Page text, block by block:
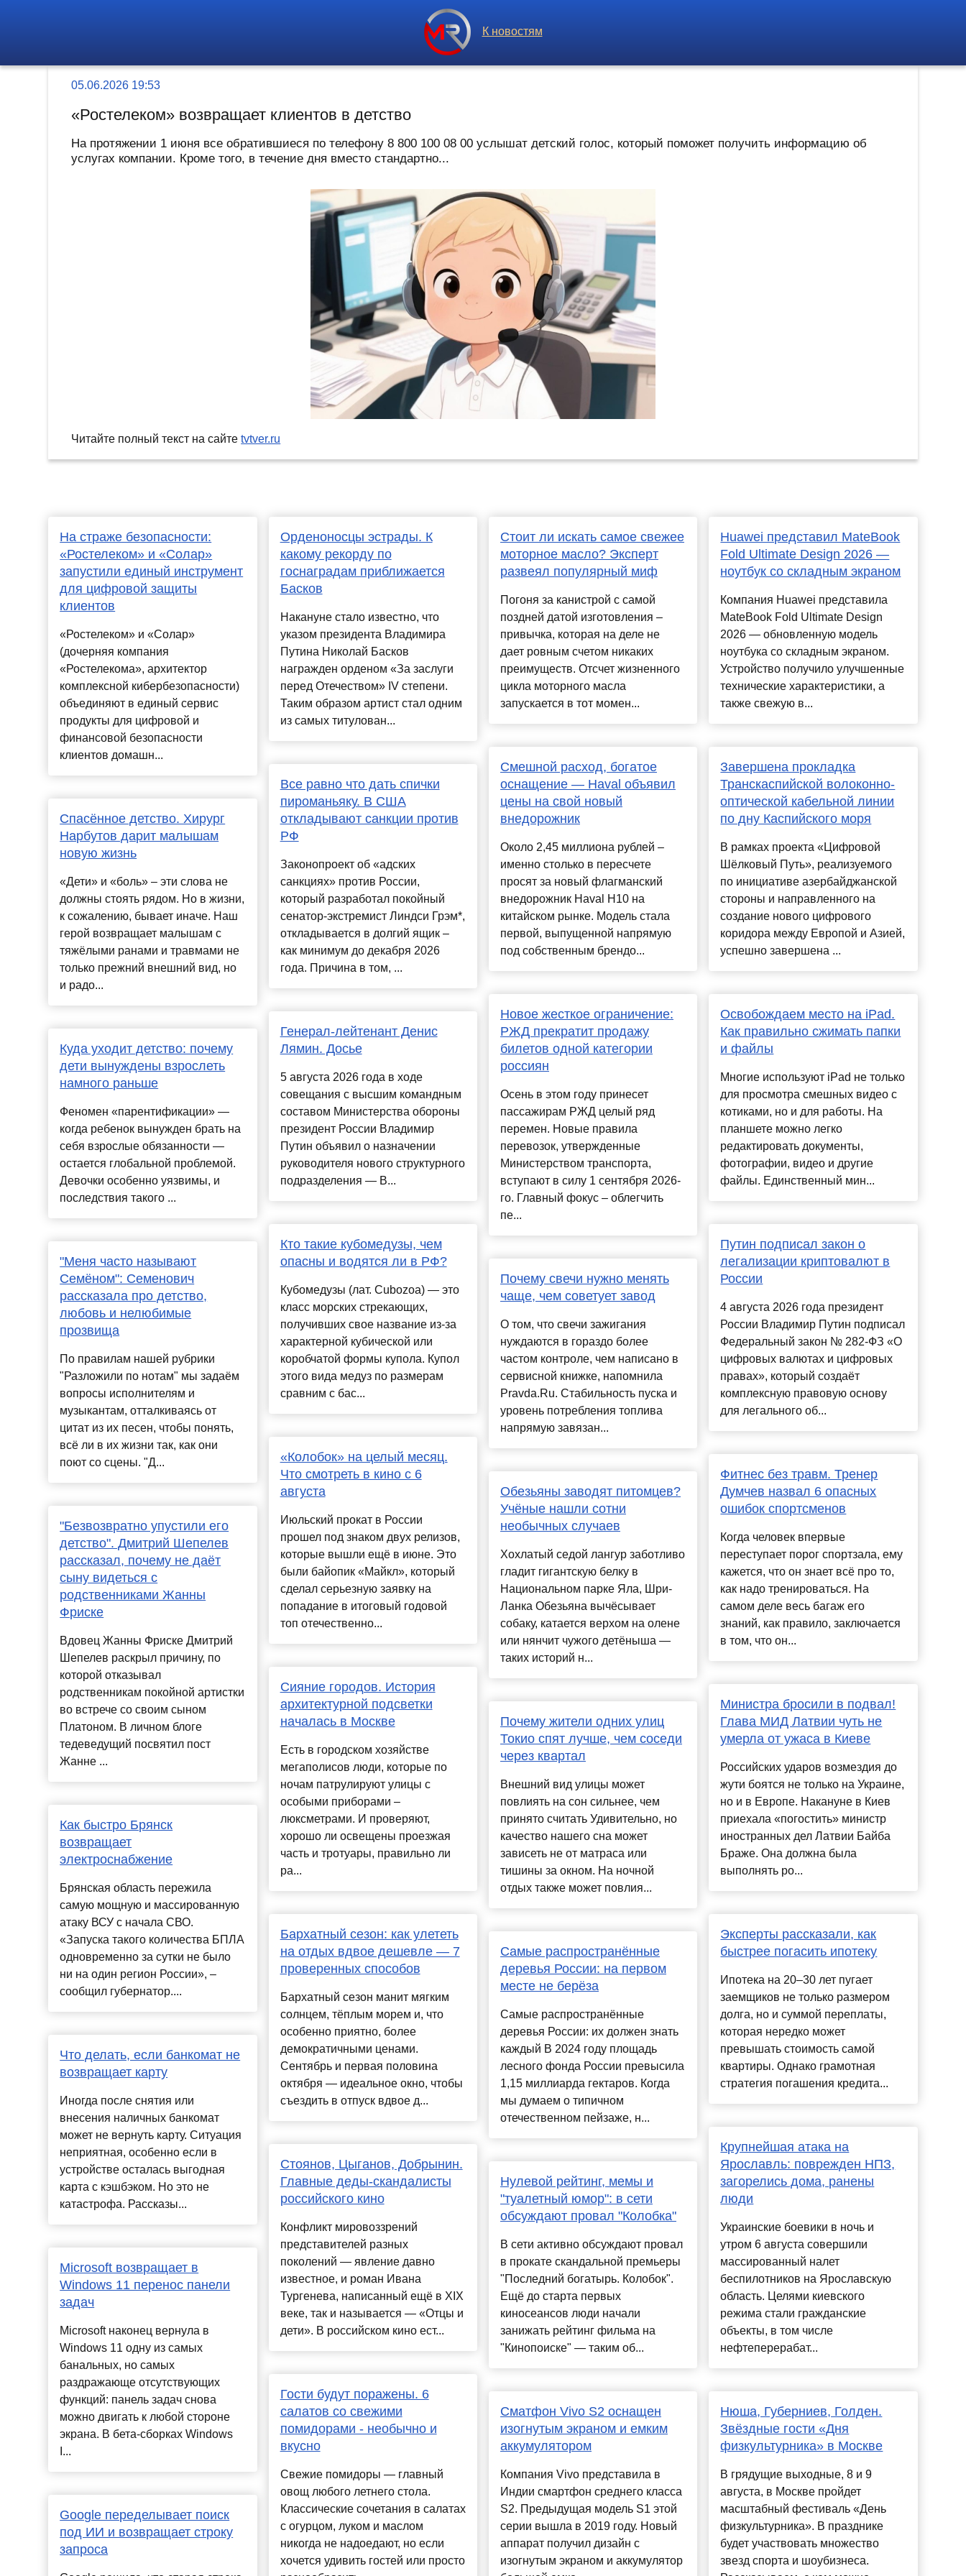
К новостям
05.06.2026 19:53
«Ростелеком» возвращает клиентов в детство
На протяжении 1 июня все обратившиеся по телефону 8 800 100 08 00 услышат детский голос, который поможет получить информацию об
услугах компании. Кроме того, в течение дня вместо стандартно...
Читайте полный текст на сайтеtvtver.ru
На страже безопасности:
«Ростелеком» и «Солар»
запустили единый инструмент
для цифровой защиты
клиентов
«Ростелеком» и «Солар»
(дочерняя компания
«Ростелекома», архитектор
комплексной кибербезопасности)
объединяют в единый сервис
продукты для цифровой и
финансовой безопасности
клиентов домашн...
Спасённое детство. Хирург
Нарбутов дарит малышам
новую жизнь
«Дети» и «боль» – эти слова не
должны стоять рядом. Но в жизни,
к сожалению, бывает иначе. Наш
герой возвращает малышам с
тяжёлыми ранами и травмами не
только прежний внешний вид, но
и радо...
Куда уходит детство: почему
дети вынуждены взрослеть
намного раньше
Феномен «парентификации» —
когда ребенок вынужден брать на
себя взрослые обязанности —
остается глобальной проблемой.
Девочки особенно уязвимы, и
последствия такого ...
"Меня часто называют
Семёном": Семенович
рассказала про детство,
любовь и нелюбимые
прозвища
По правилам нашей рубрики
"Разложили по нотам" мы задаём
вопросы исполнителям и
музыкантам, отталкиваясь от
цитат из их песен, чтобы понять,
всё ли в их жизни так, как они
поют со сцены. "Д...
"Безвозвратно упустили его
детство". Дмитрий Шепелев
рассказал, почему не даёт
сыну видеться с
родственниками Жанны
Фриске
Вдовец Жанны Фриске Дмитрий
Шепелев раскрыл причину, по
которой отказывал
родственникам покойной артистки
во встрече со своим сыном
Платоном. В личном блоге
тедеведущий посвятил пост
Жанне ...
Как быстро Брянск
возвращает
электроснабжение
Брянская область пережила
самую мощную и массированную
атаку ВСУ с начала СВО.
«Запуска такого количества БПЛА
одновременно за сутки не было
ни на один регион России», –
сообщил губернатор....
Что делать, если банкомат не
возвращает карту
Иногда после снятия или
внесения наличных банкомат
может не вернуть карту. Ситуация
неприятная, особенно если в
устройстве осталась выгодная
карта с кэшбэком. Но это не
катастрофа. Рассказы...
Microsoft возвращает в
Windows 11 перенос панели
задач
Microsoft наконец вернула в
Windows 11 одну из самых
банальных, но самых
раздражающе отсутствующих
функций: панель задач снова
можно двигать к любой стороне
экрана. В бета-сборках Windows
I...
Google переделывает поиск
под ИИ и возвращает строку
запроса
Орденоносцы эстрады. К
какому рекорду по
госнаградам приближается
Басков
Накануне стало известно, что
указом президента Владимира
Путина Николай Басков
награжден орденом «За заслуги
перед Отечеством» IV степени.
Таким образом артист стал одним
из самых титулован...
Все равно что дать спички
пироманьяку. В США
откладывают санкции против
РФ
Законопроект об «адских
санкциях» против России,
который разработал покойный
сенатор-экстремист Линдси Грэм*,
откладывается в долгий ящик –
как минимум до декабря 2026
года. Причина в том, ...
Генерал-лейтенант Денис
Лямин. Досье
5 августа 2026 года в ходе
совещания с высшим командным
составом Министерства обороны
президент России Владимир
Путин объявил о назначении
руководителя нового структурного
подразделения — В...
Кто такие кубомедузы, чем
опасны и водятся ли в РФ?
Кубомедузы (лат. Cubozoa) — это
класс морских стрекающих,
получивших свое название из-за
характерной кубической или
коробчатой формы купола. Купол
этого вида медуз по размерам
сравним с бас...
«Колобок» на целый месяц.
Что смотреть в кино с 6
августа
Июльский прокат в России
прошел под знаком двух релизов,
которые вышли ещё в июне. Это
были байопик «Майкл», который
сделал серьезную заявку на
попадание в итоговый годовой
топ отечественно...
Сияние городов. История
архитектурной подсветки
началась в Москве
Есть в городском хозяйстве
мегаполисов люди, которые по
ночам патрулируют улицы с
особыми приборами –
люксметрами. И проверяют,
хорошо ли освещены проезжая
часть и тротуары, правильно ли
ра...
Бархатный сезон: как улететь
на отдых вдвое дешевле — 7
проверенных способов
Бархатный сезон манит мягким
солнцем, тёплым морем и, что
особенно приятно, более
демократичными ценами.
Сентябрь и первая половина
октября — идеальное окно, чтобы
съездить в отпуск вдвое д...
Стоянов, Цыганов, Добрынин.
Главные деды-скандалисты
российского кино
Конфликт мировоззрений
представителей разных
поколений — явление давно
известное, и роман Ивана
Тургенева, написанный ещё в XIX
веке, так и называется — «Отцы и
дети». В российском кино ест...
Гости будут поражены. 6
салатов со свежими
помидорами - необычно и
вкусно
Свежие помидоры — главный
овощ любого летнего стола.
Классические сочетания в салатах
с огурцом, луком и маслом
никогда не надоедают, но если
хочется удивить гостей или просто
Стоит ли искать самое свежее
моторное масло? Эксперт
развеял популярный миф
Погоня за канистрой с самой
поздней датой изготовления –
привычка, которая на деле не
дает ровным счетом никаких
преимуществ. Отсчет жизненного
цикла моторного масла
запускается в тот момен...
Смешной расход, богатое
оснащение — Haval объявил
цены на свой новый
внедорожник
Около 2,45 миллиона рублей –
именно столько в пересчете
просят за новый флагманский
внедорожник Haval H10 на
китайском рынке. Модель стала
первой, выпущенной напрямую
под собственным брендо...
Новое жесткое ограничение:
РЖД прекратит продажу
билетов одной категории
россиян
Осень в этом году принесет
пассажирам РЖД целый ряд
перемен. Новые правила
перевозок, утвержденные
Министерством транспорта,
вступают в силу 1 сентября 2026-
го. Главный фокус – облегчить
пе...
Почему свечи нужно менять
чаще, чем советует завод
О том, что свечи зажигания
нуждаются в гораздо более
частом контроле, чем написано в
сервисной книжке, напомнила
Pravda.Ru. Стабильность пуска и
уровень потребления топлива
напрямую завязан...
Обезьяны заводят питомцев?
Учёные нашли сотни
необычных случаев
Хохлатый седой лангур заботливо
гладит гигантскую белку в
Национальном парке Яла, Шри-
Ланка Обезьяна вычёсывает
собаку, катается верхом на олене
или нянчит чужого детёныша —
таких историй н...
Почему жители одних улиц
Токио спят лучше, чем соседи
через квартал
Внешний вид улицы может
повлиять на сон сильнее, чем
принято считать Удивительно, но
качество нашего сна может
зависеть не от матраса или
тишины за окном. На ночной
отдых также может повлия...
Самые распространённые
деревья России: на первом
месте не берёза
Самые распространённые
деревья России: их должен знать
каждый В 2024 году площадь
лесного фонда России превысила
1,15 миллиарда гектаров. Когда
мы думаем о типичном
отечественном пейзаже, н...
Нулевой рейтинг, мемы и
"туалетный юмор": в сети
обсуждают провал "Колобка"
В сети активно обсуждают провал
в прокате скандальной премьеры
"Последний богатырь. Колобок".
Ещё до старта первых
киносеансов люди начали
занижать рейтинг фильма на
"Кинопоиске" — таким об...
Сматфон Vivo S2 оснащен
изогнутым экраном и емким
аккумулятором
Компания Vivo представила в
Индии смартфон среднего класса
S2. Предыдущая модель S1 этой
серии вышла в 2019 году. Новый
аппарат получил дизайн с
изогнутым экраном и аккумулятор
Huawei представил MateBook
Fold Ultimate Design 2026 —
ноутбук со складным экраном
Компания Huawei представила
MateBook Fold Ultimate Design
2026 — обновленную модель
ноутбука со складным экраном.
Устройство получило улучшенные
технические характеристики, а
также свежую в...
Завершена прокладка
Транскаспийской волоконно-
оптической кабельной линии
по дну Каспийского моря
В рамках проекта «Цифровой
Шёлковый Путь», реализуемого
по инициативе азербайджанской
стороны и направленного на
создание нового цифрового
коридора между Европой и Азией,
успешно завершена ...
Освобождаем место на iPad.
Как правильно сжимать папки
и файлы
Многие используют iPad не только
для просмотра смешных видео с
котиками, но и для работы. На
планшете можно легко
редактировать документы,
фотографии, видео и другие
файлы. Единственный мин...
Путин подписал закон о
легализации криптовалют в
России
4 августа 2026 года президент
России Владимир Путин подписал
Федеральный закон № 282-ФЗ «О
цифровых валютах и цифровых
правах», который создаёт
комплексную правовую основу
для легального об...
Фитнес без травм. Тренер
Думчев назвал 6 опасных
ошибок спортсменов
​Когда человек впервые
переступает порог спортзала, ему
кажется, что он знает всё про то,
как надо тренироваться. На
самом деле весь багаж его
знаний, как правило, заключается
в том, что он...
Министра бросили в подвал!
Глава МИД Латвии чуть не
умерла от ужаса в Киеве
Российских ударов возмездия до
жути боятся не только на Украине,
но и в Европе. Накануне в Киев
приехала «погостить» министр
иностранных дел Латвии Байба
Браже. Она должна была
выполнять ро...
Эксперты рассказали, как
быстрее погасить ипотеку
Ипотека на 20–30 лет пугает
заемщиков не только размером
долга, но и суммой переплаты,
которая нередко может
превышать стоимость самой
квартиры. Однако грамотная
стратегия погашения кредита...
Крупнейшая атака на
Ярославль: поврежден НПЗ,
загорелись дома, ранены
люди
Украинские боевики в ночь и
утром 6 августа совершили
массированный налет
беспилотников на Ярославскую
область. Целями киевского
режима стали гражданские
объекты, в том числе
нефтеперерабат...
Нюша, Губерниев, Голден.
Звёздные гости «Дня
физкультурника» в Москве
В грядущие выходные, 8 и 9
августа, в Москве пройдет
масштабный фестиваль «День
физкультурника». В празднике
будет участвовать множество
звезд спорта и шоубизнеса.